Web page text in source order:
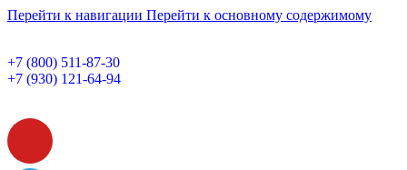
Перейти к навигации Перейти к основному содержимому
+7 (800) 511-87-30
+7 (930) 121-64-94